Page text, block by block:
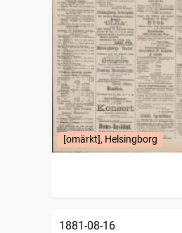
[omärkt], Helsingborg
1881-08-16